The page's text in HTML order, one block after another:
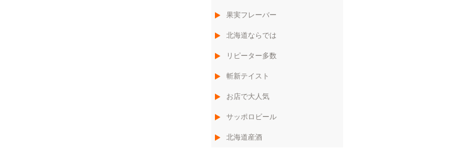
果実フレーバー
北海道ならでは
リピーター多数
斬新テイスト
お店で大人気
サッポロビール
北海道産酒